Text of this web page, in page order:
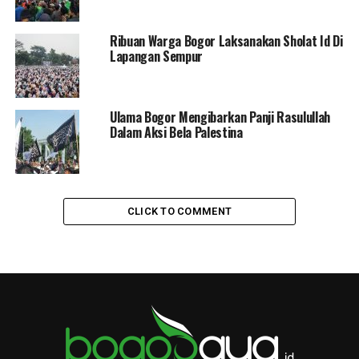
Mereka terus merendahkan, menghina dan menyerang
Nabi dengan cara yang sangat keji. Logika mereka yang
sesat terang-terangan menantang Islam. Dengan logika
tak waras, mereka memfitnah masyarakat agar mereka
menjauhi Nabi.
Semua serangan kafir Quraisy itu tak sedikitpun
menyurutkan langkah dakwah. Rasul tetap dengan
mencela merendahkan sesembahan mereka. Nabi tetap
mencela dan membodoh-bodohkan akal orang yang
baru. Manusia yang baru terlahir kembali. Dengan
fitrahnya sebagai hamba Allah SWT.
Ribuan Warga Bogor Laksanakan Sholat Id Di
Lapangan Sempur
Ulama Bogor Mengibarkan Panji Rasulullah
Dalam Aksi Bela Palestina
CLICK TO COMMENT